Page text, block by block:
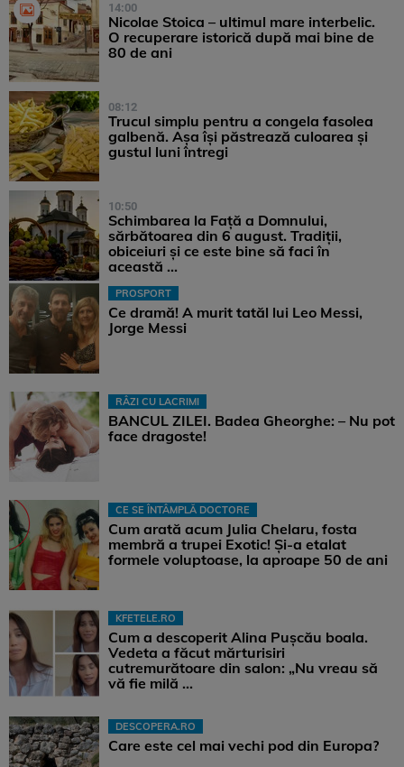
14:00
Nicolae Stoica – ultimul mare interbelic.
O recuperare istorică după mai bine de
80 de ani
08:12
Trucul simplu pentru a congela fasolea
galbenă. Așa își păstrează culoarea și
gustul luni întregi
10:50
Schimbarea la Față a Domnului,
sărbătoarea din 6 august. Tradiții,
obiceiuri și ce este bine să faci în
această ...
PROSPORT
Ce dramă! A murit tatăl lui Leo Messi,
Jorge Messi
RÂZI CU LACRIMI
BANCUL ZILEI. Badea Gheorghe: – Nu pot
face dragoste!
CE SE ÎNTÂMPLĂ DOCTORE
Cum arată acum Julia Chelaru, fosta
membră a trupei Exotic! Și-a etalat
formele voluptoase, la aproape 50 de ani
KFETELE.RO
Cum a descoperit Alina Pușcău boala.
Vedeta a făcut mărturisiri
cutremurătoare din salon: „Nu vreau să
vă fie milă ...
DESCOPERA.RO
Care este cel mai vechi pod din Europa?